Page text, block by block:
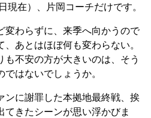
現在）、片岡コーチだけです。
わらずに、来季へ向かうので
あとはほぼ何も変わらない。
も不安の方が大きいのは、そう
はないでしょうか。
に謝罪した本拠地最終戦、挨
きたシーンが思い浮かびま